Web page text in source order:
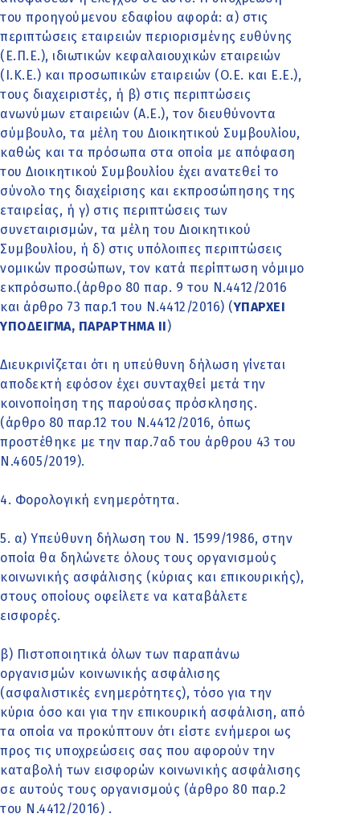
του προηγούμενου εδαφίου αφορά: α) στις
περιπτώσεις εταιρειών περιορισμένης ευθύνης
(Ε.Π.Ε.), ιδιωτικών κεφαλαιουχικών εταιρειών
(Ι.Κ.Ε.) και προσωπικών εταιρειών (Ο.Ε. και Ε.Ε.),
τους διαχειριστές, ή β) στις περιπτώσεις
ανωνύμων εταιρειών (Α.Ε.), τον διευθύνοντα
σύμβουλο, τα μέλη του Διοικητικού Συμβουλίου,
καθώς και τα πρόσωπα στα οποία με απόφαση
του Διοικητικού Συμβουλίου έχει ανατεθεί το
σύνολο της διαχείρισης και εκπροσώπησης της
εταιρείας, ή γ) στις περιπτώσεις των
συνεταιρισμών, τα μέλη του Διοικητικού
Συμβουλίου, ή δ) στις υπόλοιπες περιπτώσεις
νομικών προσώπων, τον κατά περίπτωση νόμιμο
εκπρόσωπο.(άρθρο 80 παρ. 9 του Ν.4412/2016
και άρθρο 73 παρ.1 του Ν.4412/2016) (ΥΠΑΡΧΕΙ
ΥΠΟΔΕΙΓΜΑ, ΠΑΡΑΡΤΗΜΑ ΙΙ)
Διευκρινίζεται ότι η υπεύθυνη δήλωση γίνεται
αποδεκτή εφόσον έχει συνταχθεί μετά την
κοινοποίηση της παρούσας πρόσκλησης.
(άρθρο 80 παρ.12 του Ν.4412/2016, όπως
προστέθηκε με την παρ.7αδ του άρθρου 43 του
Ν.4605/2019).
4. Φορολογική ενημερότητα.
5. α) Υπεύθυνη δήλωση του Ν. 1599/1986, στην
οποία θα δηλώνετε όλους τους οργανισμούς
κοινωνικής ασφάλισης (κύριας και επικουρικής),
στους οποίους οφείλετε να καταβάλετε
εισφορές.
β) Πιστοποιητικά όλων των παραπάνω
οργανισμών κοινωνικής ασφάλισης
(ασφαλιστικές ενημερότητες), τόσο για την
κύρια όσο και για την επικουρική ασφάλιση, από
τα οποία να προκύπτουν ότι είστε ενήμεροι ως
προς τις υποχρεώσεις σας που αφορούν την
καταβολή των εισφορών κοινωνικής ασφάλισης
σε αυτούς τους οργανισμούς (άρθρο 80 παρ.2
του Ν.4412/2016) .